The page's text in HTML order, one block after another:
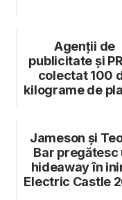
Agenții de
publicitate și
colectat 100
kilograme de
Jameson și
Bar pregătesc
hideaway în
Electric Castle